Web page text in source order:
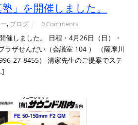
塾」を開催しました。
, ブログ 0 Comments
催しました。 日程・4月26日（日）・
ラザせんだい（会議室 104 ） （薩摩川
27-8455） 清家先生のご提案でステ